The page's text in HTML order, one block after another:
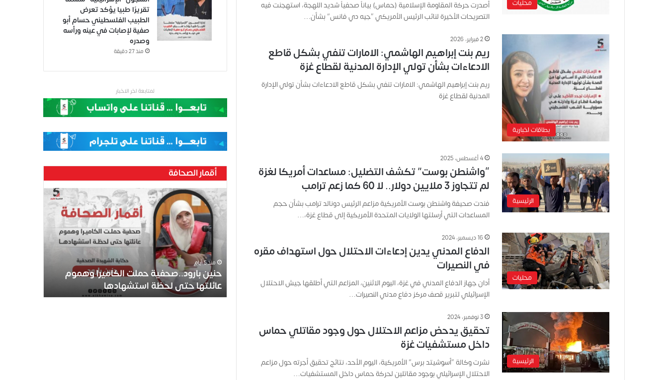
محليات
أصدرت حركة المقاومة الإسلامية (حماس) بياناً صحفياً شديد اللهجة، استهجنت فيه
التصريحات الأخيرة لنائب الرئيس الأمريكي “جيه دي فانس” بشأن…
بطاقات اخبارية
2 فبراير، 2026
ريم بنت إبراهيم الهاشمي: الامارات تنفي بشكل قاطع
الادعاءات بشأن تولي الإدارة المدنية لقطاع غزة
ريم بنت إبراهيم الهاشمي: الامارات تنفي بشكل قاطع الادعاءات بشأن تولي الإدارة
المدنية لقطاع غزة
الرئيسية
4 أغسطس، 2025
“واشنطن بوست” تكشف التضليل: مساعدات أمريكا لغزة
لم تتجاوز 3 ملايين دولار.. لا 60 كما زعم ترامب
فندت صحيفة واشنطن بوست الأمريكية مزاعم الرئيس دونالد ترامب بشأن حجم
المساعدات التي أرسلتها الولايات المتحدة الأمريكية إلى قطاع غزة،…
محليات
16 ديسمبر، 2024
الدفاع المدني يدين إدعاءات الاحتلال حول استهداف مقره
في النصيرات
أدان جهاز الدفاع المدني في غزة، اليوم الاثنين، المزاعم التي أطلقها جيش الاحتلال
الإسرائيلي لتبرير قصف مركز دفاع مدني النصيرات…
الرئيسية
3 نوفمبر، 2024
تحقيق يدحض مزاعم الاحتلال حول وجود مقاتلي حماس
داخل مستشفيات غزة
نشرت وكالة “أسوشيتد برس” الأمريكية، اليوم الأحد، نتائج تحقيق أجرته حول مزاعم
الاحتلال الإسرائيلي بوجود مقاتلين لحركة حماس داخل المستشفيات…
تقريرًا طبيا يؤكد تعرض
الطبيب الفلسطيني حسام أبو
صفية لإصابات في عينه ورأسه
وصدره
منذ 27 دقيقة
لمتابعة اخر الاخبار
أقمار الصحافة
ح
ن
.
منذ 5 أيام
حنين بارود..صحفية حملت الكاميرا وهموم
عائلتها حتى لحظة استشهادها